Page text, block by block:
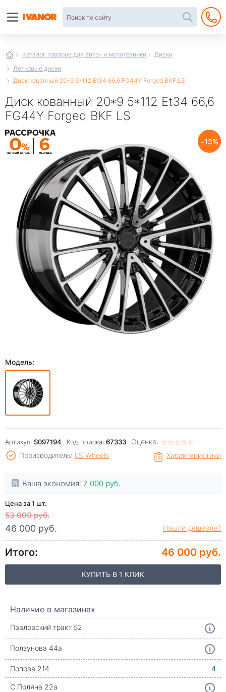
Каталог товаров для авто- и мототехники
Диски
Легковые диски
Диск кованный 20*9 5*112 Et34 66,6 FG44Y Forged BKF LS
Диск кованный 20*9 5*112 Et34 66,6
FG44Y Forged BKF LS
13
Модель:
Артикул: S097194 Код поиска: 67333 Оценка: ☆☆☆☆☆
★★★★★
Характеристики
Производитель: LS Wheels
Ваша экономия: 7 000 руб.
Цена за 1 шт.
53 000 руб.
46 000 руб. Нашли дешевле?
Итого: 46 000 руб.
КУПИТЬ В 1 КЛИК
Наличие в магазинах
Павловский тракт 52
Ползунова 44а
Попова 214
4
С.Поляна 22а
интернет-